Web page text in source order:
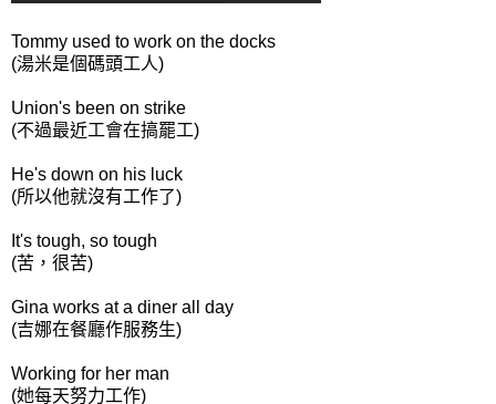
Tommy used to work on the docks
(湯米是個碼頭工人)
Union's been on strike
(不過最近工會在搞罷工)
He's down on his luck
(所以他就沒有工作了)
It's tough, so tough
(苦，很苦)
Gina works at a diner all day
(吉娜在餐廳作服務生)
Working for her man
(她每天努力工作)